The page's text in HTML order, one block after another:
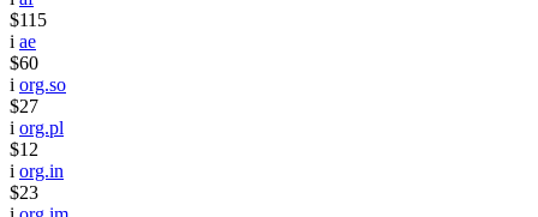
$115
i ae
$60
i org.so
$27
i org.pl
$12
i org.in
$23